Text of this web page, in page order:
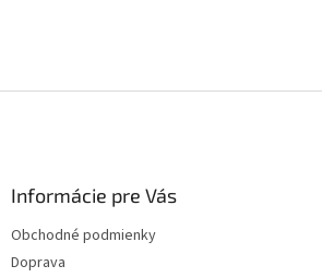
Informácie pre Vás
Obchodné podmienky
Doprava